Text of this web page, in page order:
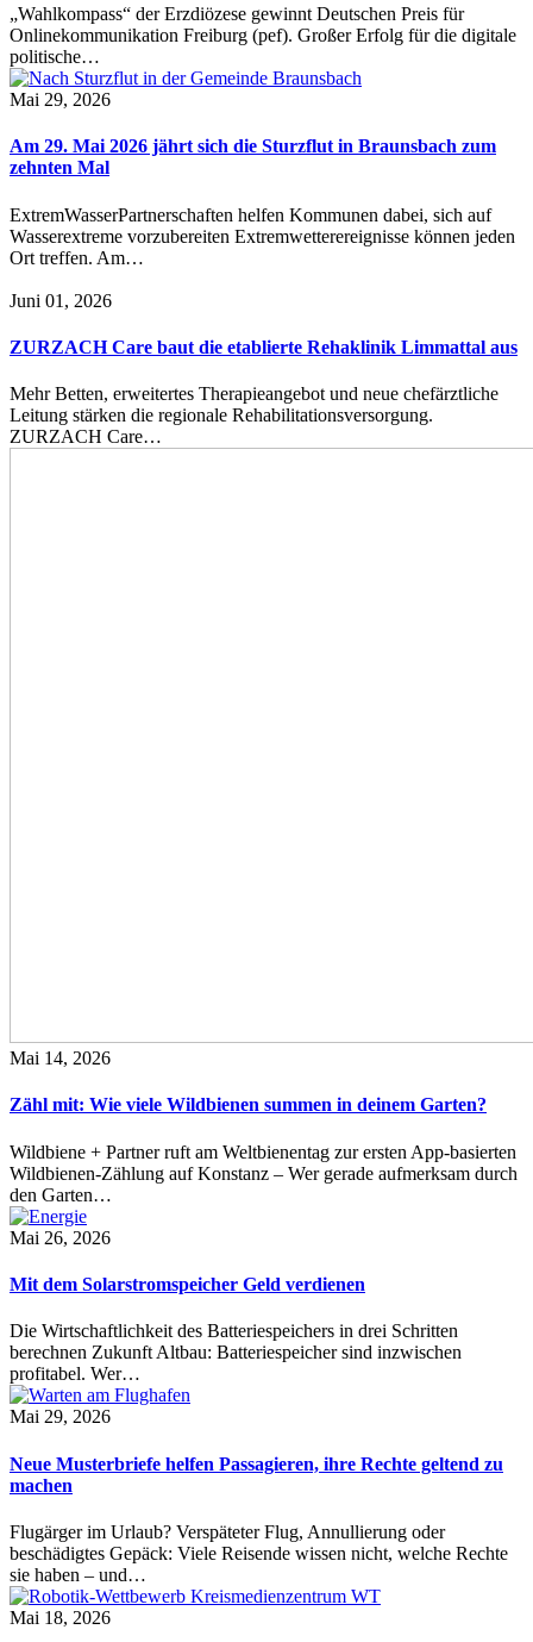
„Wahlkompass“ der Erzdiözese gewinnt Deutschen Preis für
Onlinekommunikation Freiburg (pef). Großer Erfolg für die digitale
politische…
Mai 29, 2026
Am 29. Mai 2026 jährt sich die Sturzflut in Braunsbach zum
zehnten Mal
ExtremWasserPartnerschaften helfen Kommunen dabei, sich auf
Wasserextreme vorzubereiten Extremwetterereignisse können jeden
Ort treffen. Am…
Juni 01, 2026
ZURZACH Care baut die etablierte Rehaklinik Limmattal aus
Mehr Betten, erweitertes Therapieangebot und neue chefärztliche
Leitung stärken die regionale Rehabilitationsversorgung.
ZURZACH Care…
Mai 14, 2026
Zähl mit: Wie viele Wildbienen summen in deinem Garten?
Wildbiene + Partner ruft am Weltbienentag zur ersten App-basierten
Wildbienen-Zählung auf Konstanz – Wer gerade aufmerksam durch
den Garten…
Mai 26, 2026
Mit dem Solarstromspeicher Geld verdienen
Die Wirtschaftlichkeit des Batteriespeichers in drei Schritten
berechnen Zukunft Altbau: Batteriespeicher sind inzwischen
profitabel. Wer…
Mai 29, 2026
Neue Musterbriefe helfen Passagieren, ihre Rechte geltend zu
machen
Flugärger im Urlaub? Verspäteter Flug, Annullierung oder
beschädigtes Gepäck: Viele Reisende wissen nicht, welche Rechte
sie haben – und…
Mai 18, 2026